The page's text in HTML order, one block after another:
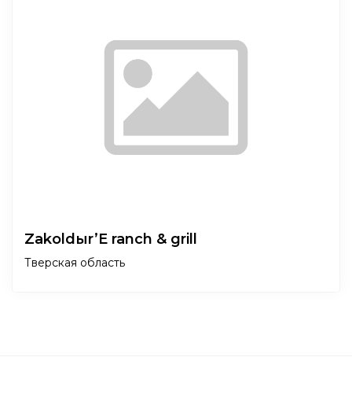
Zakoldыr’E ranch & grill
Тверская область